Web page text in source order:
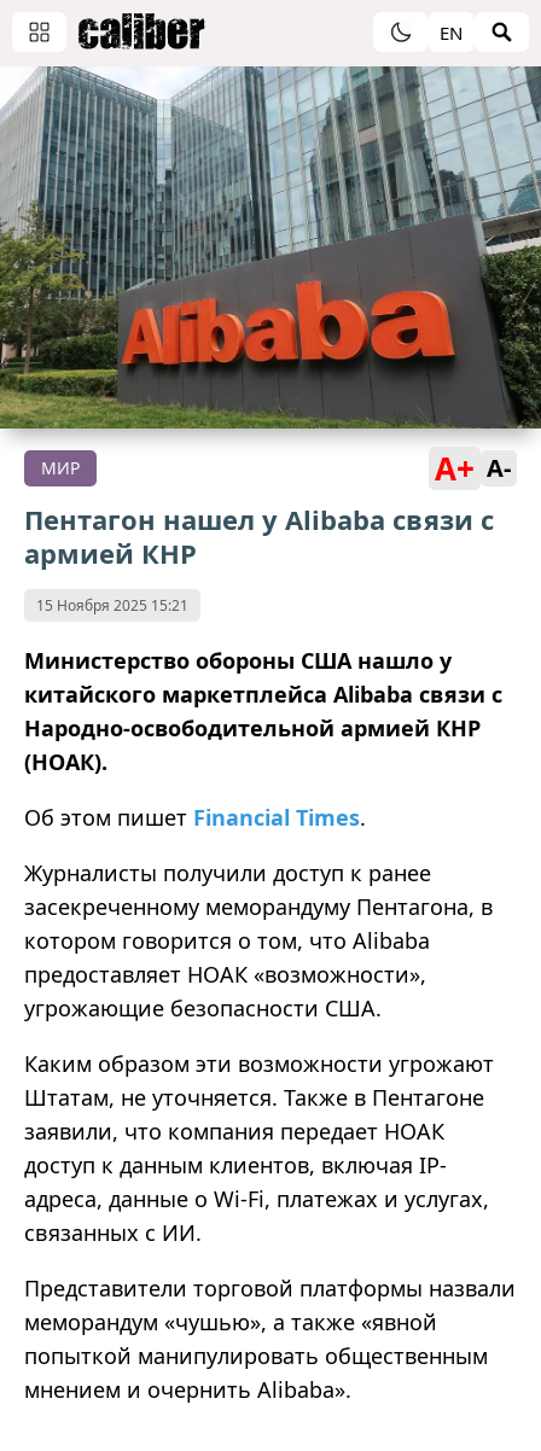
EN
МИР A+ A-
Пентагон нашел у Alibaba связи с
армией КНР
15 Ноября 2025 15:21
Министерство обороны США нашло у
китайского маркетплейса Alibaba связи с
Народно-освободительной армией КНР
(НОАК).
Об этом пишет Financial Times.
Журналисты получили доступ к ранее
засекреченному меморандуму Пентагона, в
котором говорится о том, что Alibaba
предоставляет НОАК «возможности»,
угрожающие безопасности США.
Каким образом эти возможности угрожают
Штатам, не уточняется. Также в Пентагоне
заявили, что компания передает НОАК
доступ к данным клиентов, включая IP-
адреса, данные о Wi-Fi, платежах и услугах,
связанных с ИИ.
Представители торговой платформы назвали
меморандум «чушью», а также «явной
попыткой манипулировать общественным
мнением и очернить Alibaba».